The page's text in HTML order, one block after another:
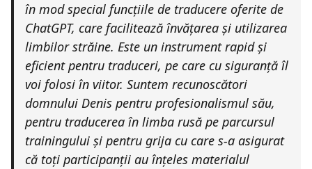
în mod special funcțiile de traducere oferite de
ChatGPT, care facilitează învățarea și utilizarea
limbilor străine. Este un instrument rapid și
eficient pentru traduceri, pe care cu siguranță îl
voi folosi în viitor. Suntem recunoscători
domnului Denis pentru profesionalismul său,
pentru traducerea în limba rusă pe parcursul
trainingului și pentru grija cu care s-a asigurat
că toți participanții au înțeles materialul